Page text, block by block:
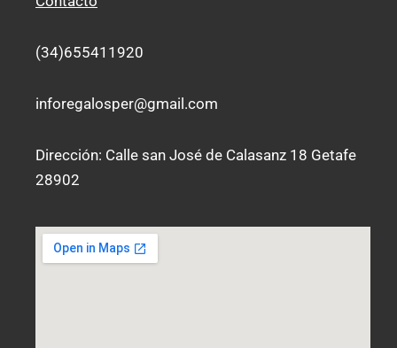
a
m
b
-
(34)655411920
inforegalosper@gmail.com
Dirección: Calle san José de Calasanz 18 Getafe
28902